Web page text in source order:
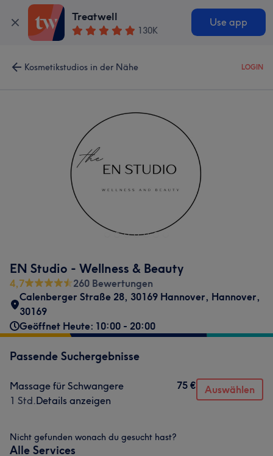
Treatwell
130K
Use app
Kosmetikstudios in der Nähe LOGIN
EN Studio - Wellness & Beauty
4,7
260 Bewertungen
Calenberger Straße 28, 30169 Hannover, Hannover,
30169
Geöffnet Heute: 10:00 - 20:00
Passende Suchergebnisse
Massage für Schwangere
1 Std.Details anzeigen
75 € Auswählen
Nicht gefunden wonach du gesucht hast?
Alle Services